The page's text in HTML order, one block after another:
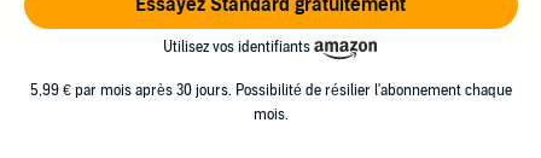
Essayez Standard gratuitement
Utilisez vos identifiants
5,99 € par mois après 30 jours. Possibilité de résilier l'abonnement chaque
mois.